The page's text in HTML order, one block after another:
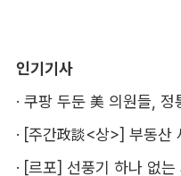
인기기사
·
·
·